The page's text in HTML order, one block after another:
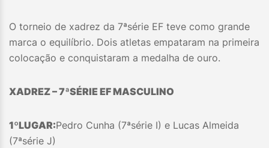
O torneio de xadrez da 7ªsérie EF teve como grande
marca o equilíbrio. Dois atletas empataram na primeira
colocação e conquistaram a medalha de ouro.
XADREZ – 7ªSÉRIE EF MASCULINO
1ºLUGAR:Pedro Cunha (7ªsérie I) e Lucas Almeida
(7ªsérie J)